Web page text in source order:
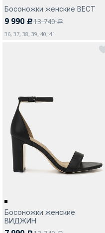
Босоножки женские ВЕСТ
9 990 c13 740a
36, 37, 38, 39, 40, 41
Босоножки женские
ВИДЖИН